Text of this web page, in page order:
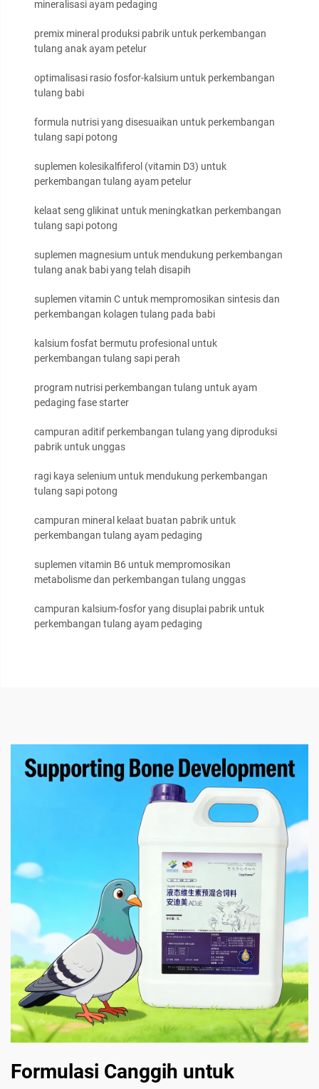
mineralisasi ayam pedaging
premix mineral produksi pabrik untuk perkembangan
tulang anak ayam petelur
optimalisasi rasio fosfor-kalsium untuk perkembangan
tulang babi
formula nutrisi yang disesuaikan untuk perkembangan
tulang sapi potong
suplemen kolesikalfiferol (vitamin D3) untuk
perkembangan tulang ayam petelur
kelaat seng glikinat untuk meningkatkan perkembangan
tulang sapi potong
suplemen magnesium untuk mendukung perkembangan
tulang anak babi yang telah disapih
suplemen vitamin C untuk mempromosikan sintesis dan
perkembangan kolagen tulang pada babi
kalsium fosfat bermutu profesional untuk
perkembangan tulang sapi perah
program nutrisi perkembangan tulang untuk ayam
pedaging fase starter
campuran aditif perkembangan tulang yang diproduksi
pabrik untuk unggas
ragi kaya selenium untuk mendukung perkembangan
tulang sapi potong
campuran mineral kelaat buatan pabrik untuk
perkembangan tulang ayam pedaging
suplemen vitamin B6 untuk mempromosikan
metabolisme dan perkembangan tulang unggas
campuran kalsium-fosfor yang disuplai pabrik untuk
perkembangan tulang ayam pedaging
Formulasi Canggih untuk